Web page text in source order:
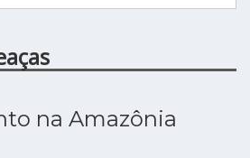
na Amazônia